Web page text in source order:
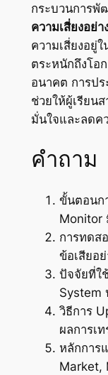
กระบวนการพั
ความเสี่ยงอย่า
ความเสี่ยงอยู่
ตระหนักถึงโอ
อนาคต การป
ช่วยให้ผู้เรียน
มั่นใจและลดค
คำถาม
ขั้นตอนก
Monitor
การทดส
ข้อเสียอย่
ปัจจัยที่ใ
System
วิธีการ
ผลการเ
หลักการ
Market,